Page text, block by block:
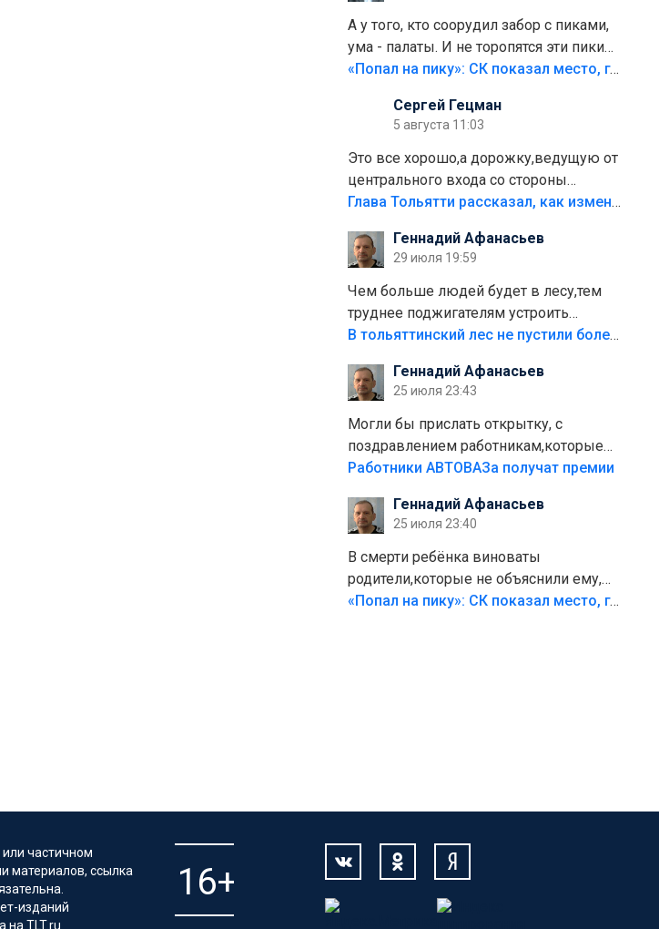
А у того, кто соорудил забор с пиками,
ума - палаты. И не торопятся эти пики
срезать
«Попал на пику»: СК показал место, где был смертельно травмирован ребенок в Тольятти
Сергей Гецман
5 августа 11:03
Это все хорошо,а дорожку,ведущую от
центрального входа со стороны
кафе"Мираж" к аттракционам слабо
плитки не хватило,т.к.осенью и зимой
лежала в парке и испортилась.Да
еще,видимо,часть украли.
Глава Тольятти рассказал, как изменится парк Центрального района
Геннадий Афанасьев
29 июля 19:59
Чем больше людей будет в лесу,тем
труднее поджигателям устроить
пожар.Тех кто разводит костры,тех
полно стоит,почему водители всё
равно едут в лес? Штрафы мизерные.
В тольяттинский лес не пустили более тысячи автомобилей
Геннадий Афанасьев
25 июля 23:43
Могли бы прислать открытку, с
поздравлением работникам,которые
больше сорока лет отработали на
Работники АВТОВАЗа получат премии
Геннадий Афанасьев
25 июля 23:40
В смерти ребёнка виноваты
родители,которые не объяснили ему,
что такое хорошо и что такое плохо!
«Попал на пику»: СК показал место, где был смертельно травмирован ребенок в Тольятти
частичном
материалов, ссылка
изданий
на TLT.ru